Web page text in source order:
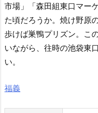
市場」「森田組東口マー
た頃だろうか。焼け野原
歩けば巣鴨プリズン。こ
いながら、往時の池袋東
い。
福義